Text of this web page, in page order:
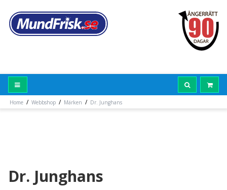
Home / Webbshop / Märken / Dr. Junghans
Dr. Junghans